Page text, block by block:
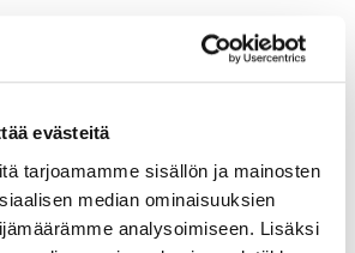
evästeitä
tarjoamamme sisällön ja mainosten
median ominaisuuksien
analysoimiseen. Lisäksi
liikkumiskäyttäytymiseen ja sen
-tutkimuskatsaus esittelee
tiiviistettyinä maailmalta ja